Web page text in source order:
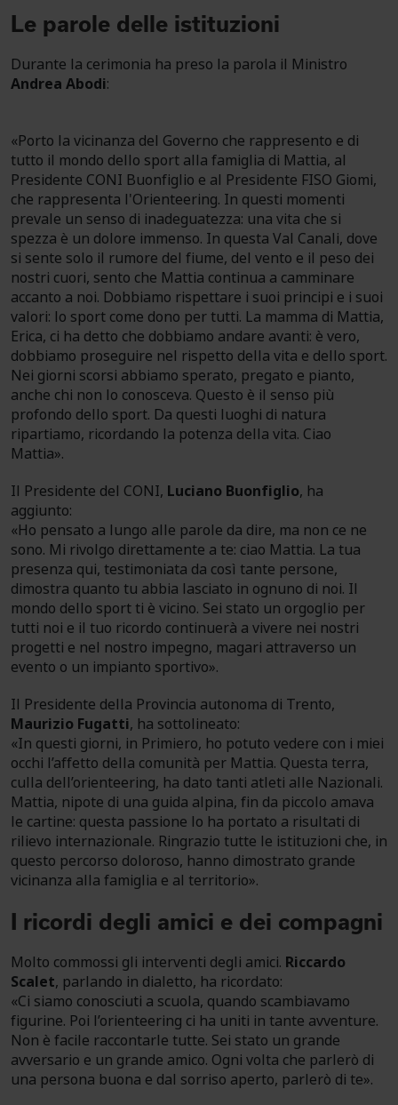
Le parole delle istituzioni
Durante la cerimonia ha preso la parola il Ministro
Andrea Abodi:
«Porto la vicinanza del Governo che rappresento e di
tutto il mondo dello sport alla famiglia di Mattia, al
Presidente CONI Buonfiglio e al Presidente FISO Giomi,
che rappresenta l'Orienteering. In questi momenti
prevale un senso di inadeguatezza: una vita che si
spezza è un dolore immenso. In questa Val Canali, dove
si sente solo il rumore del fiume, del vento e il peso dei
nostri cuori, sento che Mattia continua a camminare
accanto a noi. Dobbiamo rispettare i suoi principi e i suoi
valori: lo sport come dono per tutti. La mamma di Mattia,
Erica, ci ha detto che dobbiamo andare avanti: è vero,
dobbiamo proseguire nel rispetto della vita e dello sport.
Nei giorni scorsi abbiamo sperato, pregato e pianto,
anche chi non lo conosceva. Questo è il senso più
profondo dello sport. Da questi luoghi di natura
ripartiamo, ricordando la potenza della vita. Ciao
Mattia».
Il Presidente del CONI, Luciano Buonfiglio, ha
aggiunto:
«Ho pensato a lungo alle parole da dire, ma non ce ne
sono. Mi rivolgo direttamente a te: ciao Mattia. La tua
presenza qui, testimoniata da così tante persone,
dimostra quanto tu abbia lasciato in ognuno di noi. Il
mondo dello sport ti è vicino. Sei stato un orgoglio per
tutti noi e il tuo ricordo continuerà a vivere nei nostri
progetti e nel nostro impegno, magari attraverso un
evento o un impianto sportivo».
Il Presidente della Provincia autonoma di Trento,
Maurizio Fugatti, ha sottolineato:
«In questi giorni, in Primiero, ho potuto vedere con i miei
occhi l’affetto della comunità per Mattia. Questa terra,
culla dell’orienteering, ha dato tanti atleti alle Nazionali.
Mattia, nipote di una guida alpina, fin da piccolo amava
le cartine: questa passione lo ha portato a risultati di
rilievo internazionale. Ringrazio tutte le istituzioni che, in
questo percorso doloroso, hanno dimostrato grande
vicinanza alla famiglia e al territorio».
I ricordi degli amici e dei compagni
Molto commossi gli interventi degli amici. Riccardo
Scalet, parlando in dialetto, ha ricordato:
«Ci siamo conosciuti a scuola, quando scambiavamo
figurine. Poi l’orienteering ci ha uniti in tante avventure.
Non è facile raccontarle tutte. Sei stato un grande
avversario e un grande amico. Ogni volta che parlerò di
una persona buona e dal sorriso aperto, parlerò di te».